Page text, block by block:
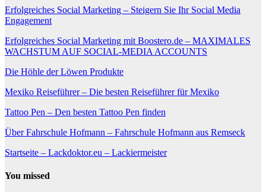
Erfolgreiches Social Marketing – Steigern Sie Ihr Social Media
Engagement
Erfolgreiches Social Marketing mit Boostero.de – MAXIMALES
WACHSTUM AUF SOCIAL-MEDIA ACCOUNTS
Die Höhle der Löwen Produkte
Mexiko Reiseführer – Die besten Reiseführer für Mexiko
Tattoo Pen – Den besten Tattoo Pen finden
Über Fahrschule Hofmann – Fahrschule Hofmann aus Remseck
Startseite – Lackdoktor.eu – Lackiermeister
You missed